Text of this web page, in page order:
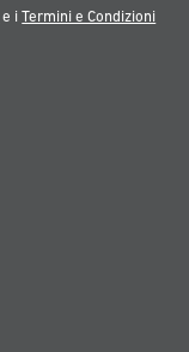
e iTermini e Condizioni